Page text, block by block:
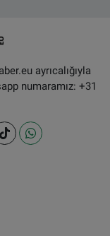
ayrıcalığıyla
numaramız: +31